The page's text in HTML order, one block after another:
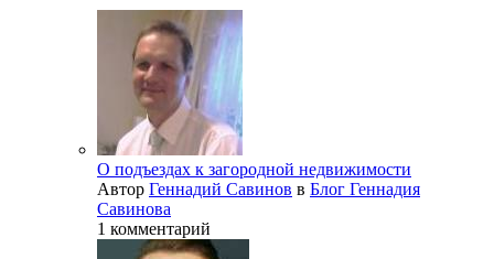
О подъездах к загородной недвижимости
Автор Геннадий Савинов в Блог Геннадия
Савинова
1 комментарий